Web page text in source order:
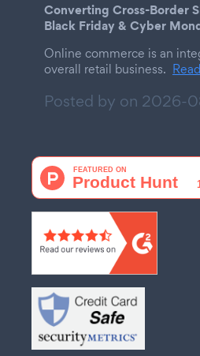
Converting Cross-Border
Black Friday & Cyber
Online commerce is an
overall retail business.
Posted by on 2026-